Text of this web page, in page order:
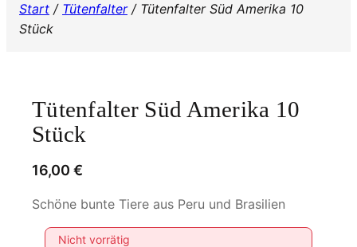
Start / Tütenfalter/ Tütenfalter Süd Amerika 10
Stück
Tütenfalter Süd Amerika 10
Stück
16,00 €
Schöne bunte Tiere aus Peru und Brasilien
Nicht vorrätig